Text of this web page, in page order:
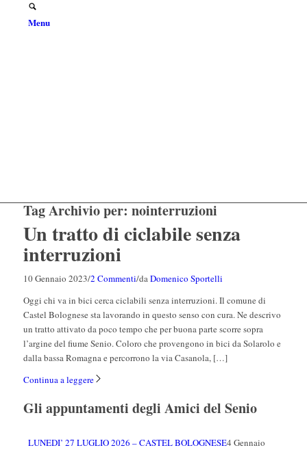
Menu
Tag Archivio per: nointerruzioni
Un tratto di ciclabile senza
interruzioni
10 Gennaio 2023/2 Commenti/daDomenico Sportelli
Oggi chi va in bici cerca ciclabili senza interruzioni. Il comune di
Castel Bolognese sta lavorando in questo senso con cura. Ne descrivo
un tratto attivato da poco tempo che per buona parte scorre sopra
l’argine del fiume Senio. Coloro che provengono in bici da Solarolo e
dalla bassa Romagna e percorrono la via Casanola, […]
Continua a leggere
Gli appuntamenti degli Amici del Senio
LUNEDI’ 27 LUGLIO 2026 – CASTEL BOLOGNESE4 Gennaio